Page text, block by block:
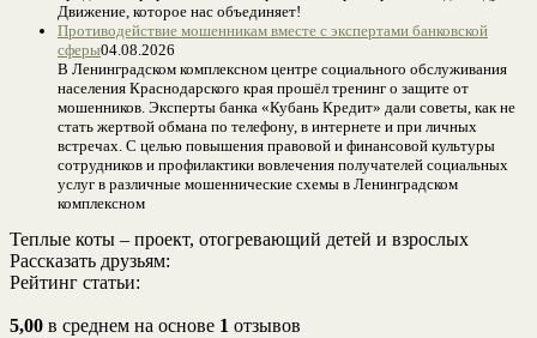
Движение, которое нас объединяет!
Противодействие мошенникам вместе с экспертами банковской
сферы04.08.2026
В Ленинградском комплексном центре социального обслуживания
населения Краснодарского края прошёл тренинг о защите от
мошенников. Эксперты банка «Кубань Кредит» дали советы, как не
стать жертвой обмана по телефону, в интернете и при личных
встречах. С целью повышения правовой и финансовой культуры
сотрудников и профилактики вовлечения получателей социальных
услуг в различные мошеннические схемы в Ленинградском
комплексном
Теплые коты – проект, отогревающий детей и взрослых
Рассказать друзьям:
Рейтинг статьи:
5,00 в среднем на основе 1 отзывов